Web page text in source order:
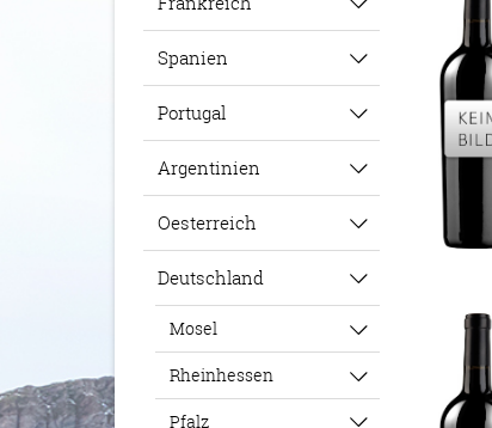
Spanien
Portugal
Argentinien
Oesterreich
Deutschland
Mosel
Rheinhessen
Pfalz